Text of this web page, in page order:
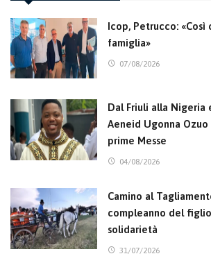
Icop, Petrucco:
famiglia»
07/08/2026
Dal Friuli alla Nigeria
Aeneid Ugonna
prime Messe
04/08/2026
Camino al
compleanno del
solidarietà
31/07/2026